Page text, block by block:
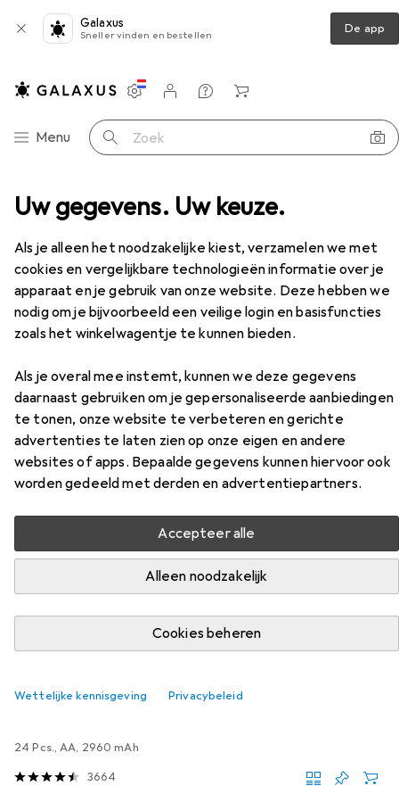
Uw gegevens. Uw keuze.
Als je alleen het noodzakelijke kiest, verzamelen we met
cookies en vergelijkbare technologieën informatie over je
apparaat en je gebruik van onze website. Deze hebben we
nodig om je bijvoorbeeld een veilige login en basisfuncties
zoals het winkelwagentje te kunnen bieden.
Als je overal mee instemt, kunnen we deze gegevens
daarnaast gebruiken om je gepersonaliseerde aanbiedingen
te tonen, onze website te verbeteren en gerichte
advertenties te laten zien op onze eigen en andere
websites of apps. Bepaalde gegevens kunnen hiervoor ook
worden gedeeld met derden en advertentiepartners.
Accepteer alle
Alleen noodzakelijk
Cookies beheren
Wettelijke kennisgeving Privacybeleid
Galaxus
Sneller vinden en bestellen De app
Categorie navigatie
Menu Zoek op
Instellingen
Klantenaccount
Produktvergelijking
Verlanglijstje
Winkelmandje
+ Video Microfoon Saramonic Sr-wm4c V2
EUR
94,90
SaramonicSr-wm4c V2
Accessoires voor Saramonic Sr-
wm4c V2
Vind bijpassende accessoires voor de Saramonic Sr-wm4c
V2 uit de categorie Batterijen.
EUR
24 Pcs., AA, 2960 mAh
3664